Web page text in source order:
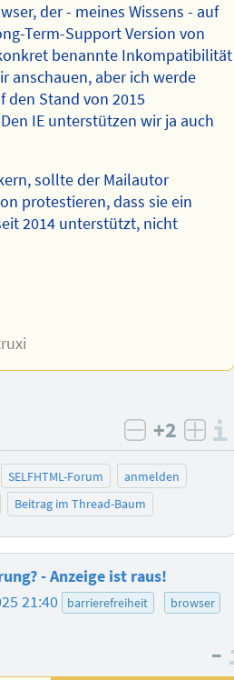
der - meines Wissens - auf
Term-Support Version von
benannte Inkompatibilität
anschauen, aber ich werde
den Stand von 2015
IE unterstützen wir ja auch
sollte der Mailautor
protestieren, dass sie ein
2014 unterstützt, nicht
negativ
+2
SELFHTML-Forum
anmelden
Beitrag im Thread-Baum
- Anzeige ist raus!
21:40 barrierefreiheit
browser
–